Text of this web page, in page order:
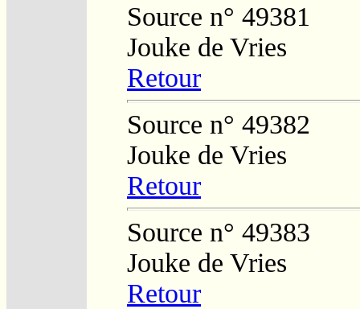
Source n° 49381
Jouke de Vries
Retour
Source n° 49382
Jouke de Vries
Retour
Source n° 49383
Jouke de Vries
Retour